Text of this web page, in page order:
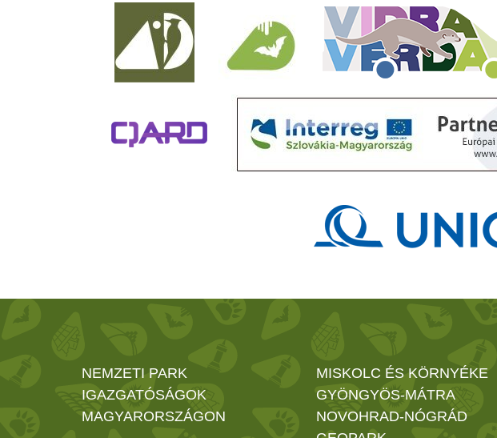
NEMZETI PARK
IGAZGATÓSÁGOK
MAGYARORSZÁGON
MISKOLC ÉS KÖRNYÉKE
GYÖNGYÖS-MÁTRA
NOVOHRAD-NÓGRÁD